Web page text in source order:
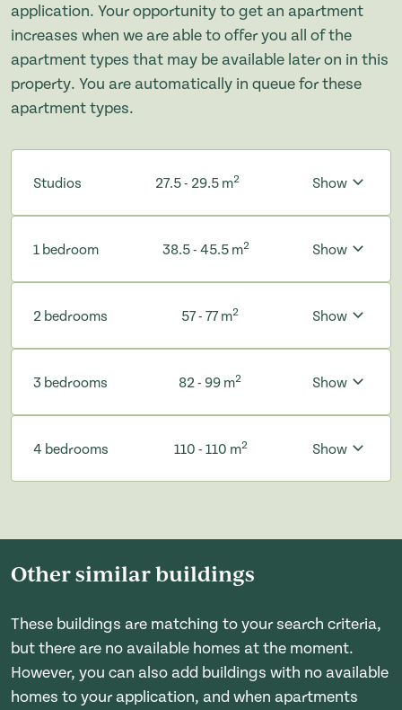
application. Your opportunity to get an apartment
increases when we are able to offer you all of the
apartment types that may be available later on in this
property. You are automatically in queue for these
apartment types.
Studios 27.5 - 29.5 m2 Show
1 bedroom 38.5 - 45.5 m2 Show
2 bedrooms 57 - 77 m2 Show
3 bedrooms 82 - 99 m2 Show
4 bedrooms 110 - 110 m2 Show
Other similar buildings
These buildings are matching to your search criteria,
but there are no available homes at the moment.
However, you can also add buildings with no available
homes to your application, and when apartments